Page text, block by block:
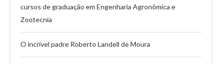
cursos de graduação em Engenharia Agronômica e
Zootecnia
O incrível padre Roberto Landell de Moura